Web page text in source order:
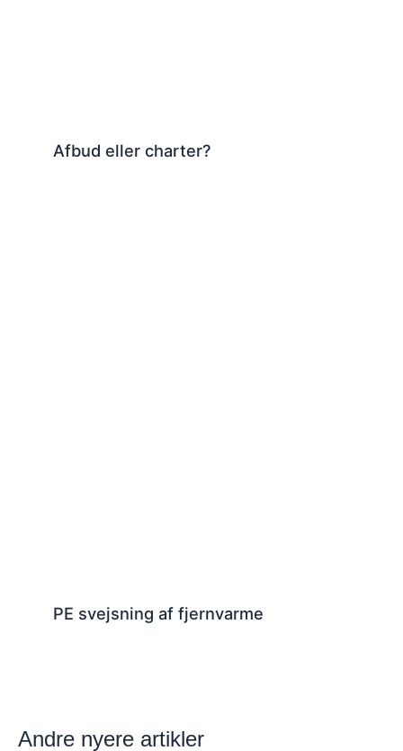
Afbud eller charter?
PE svejsning af fjernvarme
Andre nyere artikler